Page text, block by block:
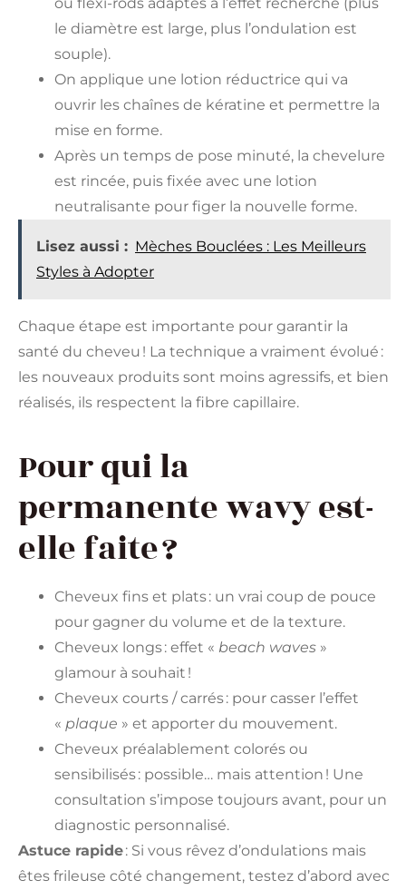
le diamètre est large, plus l’ondulation est
souple).
On applique une lotion réductrice qui va
ouvrir les chaînes de kératine et permettre la
mise en forme.
Après un temps de pose minuté, la chevelure
est rincée, puis fixée avec une lotion
neutralisante pour figer la nouvelle forme.
Lisez aussi : Mèches Bouclées : Les Meilleurs
Styles à Adopter
Chaque étape est importante pour garantir la
santé du cheveu ! La technique a vraiment évolué :
les nouveaux produits sont moins agressifs, et bien
réalisés, ils respectent la fibre capillaire.
Pour qui la
permanente wavy est-
elle faite ?
Cheveux fins et plats : un vrai coup de pouce
pour gagner du volume et de la texture.
Cheveux longs : effet « beach waves »
glamour à souhait !
Cheveux courts / carrés : pour casser l’effet
« plaque » et apporter du mouvement.
Cheveux préalablement colorés ou
sensibilisés : possible… mais attention ! Une
consultation s’impose toujours avant, pour un
diagnostic personnalisé.
Astuce rapide: Si vous rêvez d’ondulations mais
êtes frileuse côté changement, testez d’abord avec